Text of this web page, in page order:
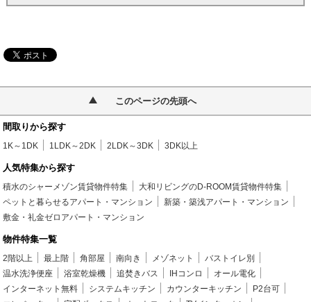
このページの先頭へ
間取りから探す
1K～1DK 1LDK～2DK 2LDK～3DK 3DK以上
人気特集から探す
積水のシャーメゾン賃貸物件特集
大和リビングのD-ROOM賃貸物件特集
ペットと暮らせるアパート・マンション
新築・築浅アパート・マンション
敷金・礼金ゼロアパート・マンション
物件特集一覧
2階以上 最上階 角部屋 南向き メゾネット
バストイレ別
温水洗浄便座
浴室乾燥機 追焚きバス IHコンロ
オール電化
インターネット無料
システムキッチン カウンターキッチン
P2台可